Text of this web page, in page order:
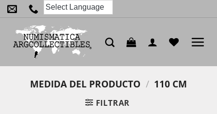
Saltar
al
contenido
MEDIDA DEL PRODUCTO / 110 CM
FILTRAR